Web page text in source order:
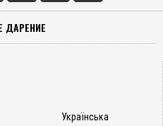
ДАРЕНИЕ
Українська